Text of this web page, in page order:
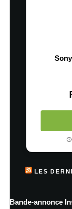
LES
Bande-annonce